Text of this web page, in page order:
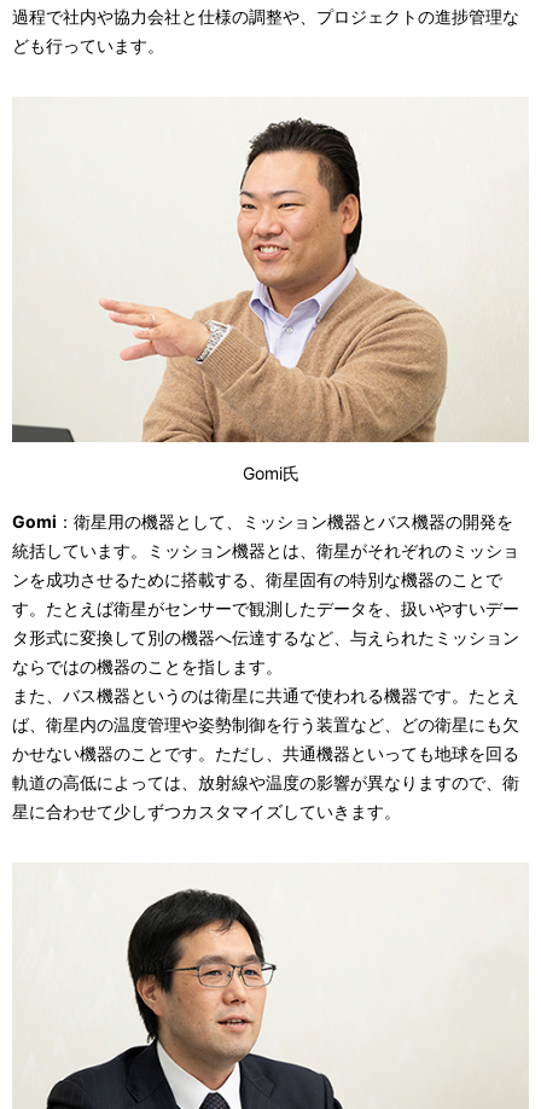
過程で社内や協力会社と仕様の調整や、プロジェクトの進捗管理な
ども行っています。
Gomi氏
Gomi ：衛星用の機器として、ミッション機器とバス機器の開発を
統括しています。ミッション機器とは、衛星がそれぞれのミッショ
ンを成功させるために搭載する、衛星固有の特別な機器のことで
す。たとえば衛星がセンサーで観測したデータを、扱いやすいデー
タ形式に変換して別の機器へ伝達するなど、与えられたミッション
ならではの機器のことを指します。
また、バス機器というのは衛星に共通で使われる機器です。たとえ
ば、衛星内の温度管理や姿勢制御を行う装置など、どの衛星にも欠
かせない機器のことです。ただし、共通機器といっても地球を回る
軌道の高低によっては、放射線や温度の影響が異なりますので、衛
星に合わせて少しずつカスタマイズしていきます。